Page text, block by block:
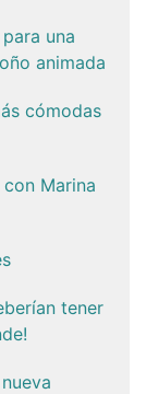
una
animada
cómodas
Marina
tener